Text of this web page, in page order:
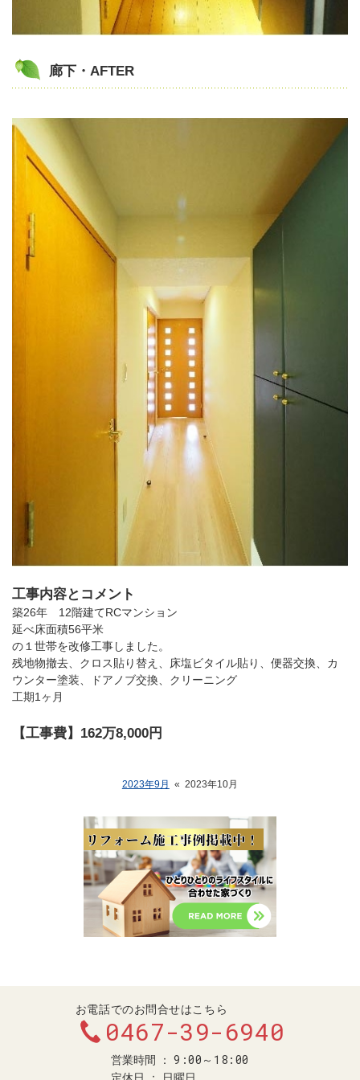
廊下・AFTER
工事内容とコメント
築26年 12階建てRCマンション
延べ床面積56平米
の１世帯を改修工事しました。
残地物撤去、クロス貼り替え、床塩ビタイル貼り、便器交換、カ
ウンター塗装、ドアノブ交換、クリーニング
工期1ヶ月
【工事費】162万8,000円
2023年9月 « 2023年10月
お電話でのお問合せはこちら
0467-39-6940
営業時間 9:00～18:00
定休日 日曜日